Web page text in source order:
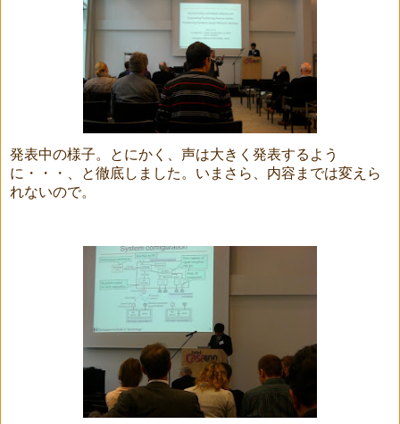
発表中の様子。とにかく、声は大きく発表するよう
に・・・、と徹底しました。いまさら、内容までは変えら
れないので。